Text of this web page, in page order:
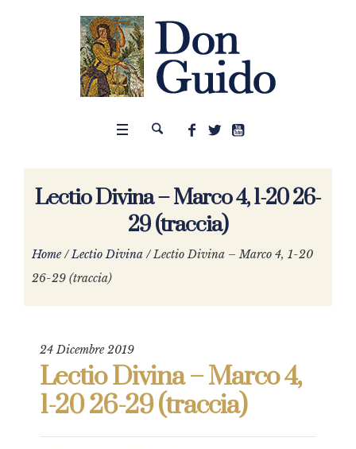
Lectio Divina – Marco 4, 1-20 26-
29 (traccia)
Home /Lectio Divina /Lectio Divina – Marco 4, 1-20
26-29 (traccia)
24 Dicembre 2019
Lectio Divina – Marco 4,
1-20 26-29 (traccia)